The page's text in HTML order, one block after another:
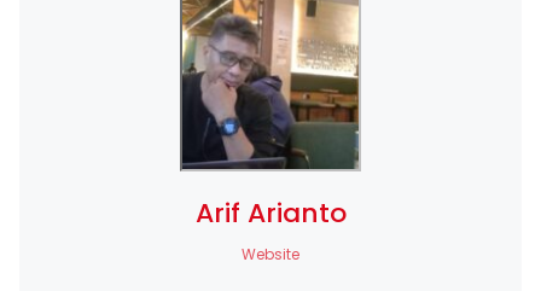
Arif Arianto
Website